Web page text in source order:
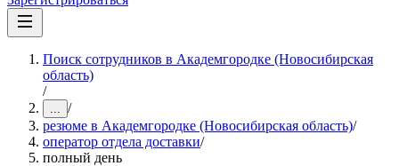
Поиск сотрудников в Академгородке (Новосибирская
область)
/
... /
резюме в Академгородке (Новосибирская область)/
оператор отдела доставки/
полный день